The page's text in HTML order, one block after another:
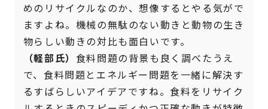
めのリサイクルなのか、想像するとやる気がで
ますよね。機械の無駄のない動きと動物の生き
物らしい動きの対比も面白いです。
（軽部氏） 食料問題の背景も良く調べたうえ
で、食料問題とエネルギー問題を一緒に解決す
るすばらしいアイデアですね。食料をリサイク